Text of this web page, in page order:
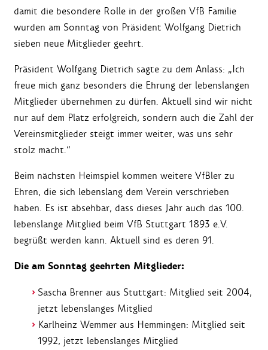
damit die besondere Rolle in der großen VfB Familie
wurden am Sonntag von Präsident Wolfgang Dietrich
sieben neue Mitglieder geehrt.
Präsident Wolfgang Dietrich sagte zu dem Anlass: „Ich
freue mich ganz besonders die Ehrung der lebenslangen
Mitglieder übernehmen zu dürfen. Aktuell sind wir nicht
nur auf dem Platz erfolgreich, sondern auch die Zahl der
Vereinsmitglieder steigt immer weiter, was uns sehr
stolz macht.“
Beim nächsten Heimspiel kommen weitere VfBler zu
Ehren, die sich lebenslang dem Verein verschrieben
haben. Es ist absehbar, dass dieses Jahr auch das 100.
lebenslange Mitglied beim VfB Stuttgart 1893 e.V.
begrüßt werden kann. Aktuell sind es deren 91.
Die am Sonntag geehrten Mitglieder:
Sascha Brenner aus Stuttgart: Mitglied seit 2004,
jetzt lebenslanges Mitglied
Karlheinz Wemmer aus Hemmingen: Mitglied seit
1992, jetzt lebenslanges Mitglied